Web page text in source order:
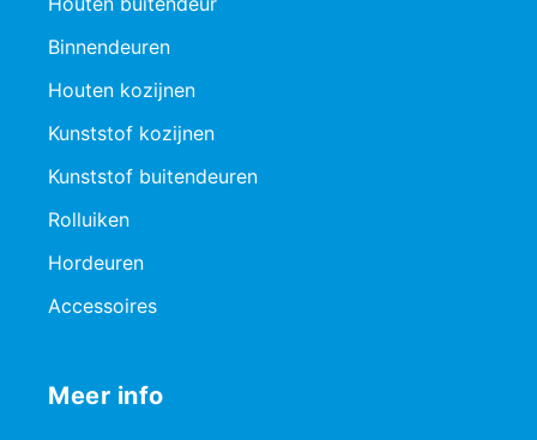
Binnendeuren
Houten kozijnen
Kunststof kozijnen
Kunststof buitendeuren
Rolluiken
Hordeuren
Accessoires
Meer info